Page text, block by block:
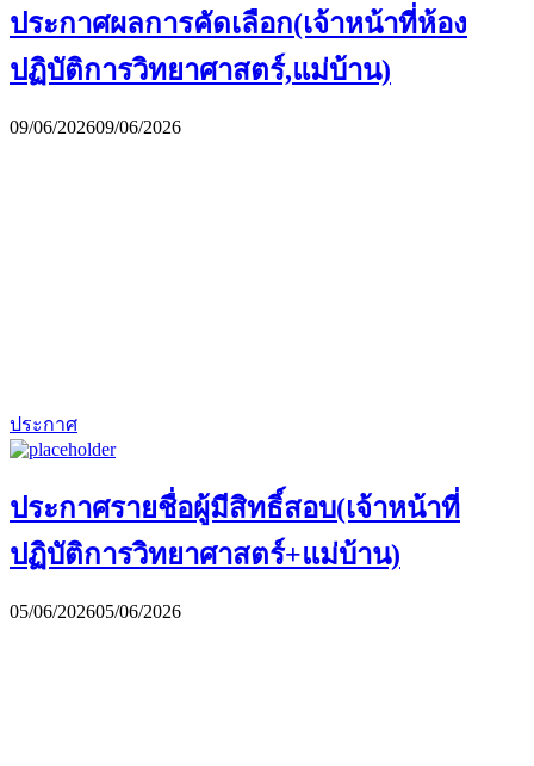
ประกาศผลการคัดเลือก(เจ้าหน้าที่ห้อง
ปฏิบัติการวิทยาศาสตร์,แม่บ้าน)
09/06/202609/06/2026
ประกาศ
ประกาศรายชื่อผู้มีสิทธิ์สอบ(เจ้าหน้าที่
ปฏิบัติการวิทยาศาสตร์+แม่บ้าน)
05/06/202605/06/2026